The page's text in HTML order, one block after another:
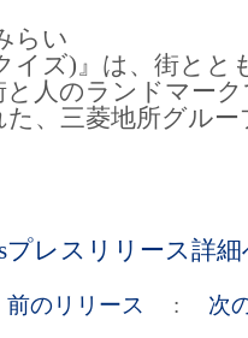
らい
イズ)』は、街と
と人のランドマー
、三菱地所グル
プレスリリース詳
前のリリース : 次